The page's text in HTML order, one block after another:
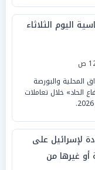
اليوم الثلاثاء
والبورصة
الحاد» خلال تعاملات
لإسرائيل على
أو غيرها من